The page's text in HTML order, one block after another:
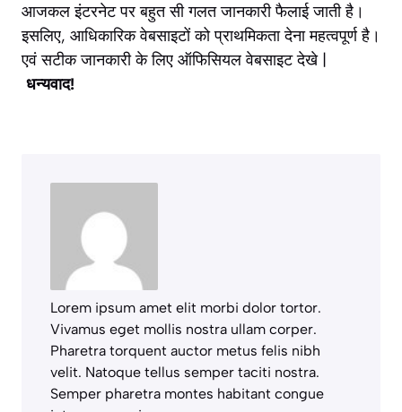
आजकल इंटरनेट पर बहुत सी गलत जानकारी फैलाई जाती है।
इसलिए, आधिकारिक वेबसाइटों को प्राथमिकता देना महत्वपूर्ण है।
एवं सटीक जानकारी के लिए ऑफिसियल वेबसाइट देखे |
धन्यवाद!
Lorem ipsum amet elit morbi dolor tortor.
Vivamus eget mollis nostra ullam corper.
Pharetra torquent auctor metus felis nibh
velit. Natoque tellus semper taciti nostra.
Semper pharetra montes habitant congue